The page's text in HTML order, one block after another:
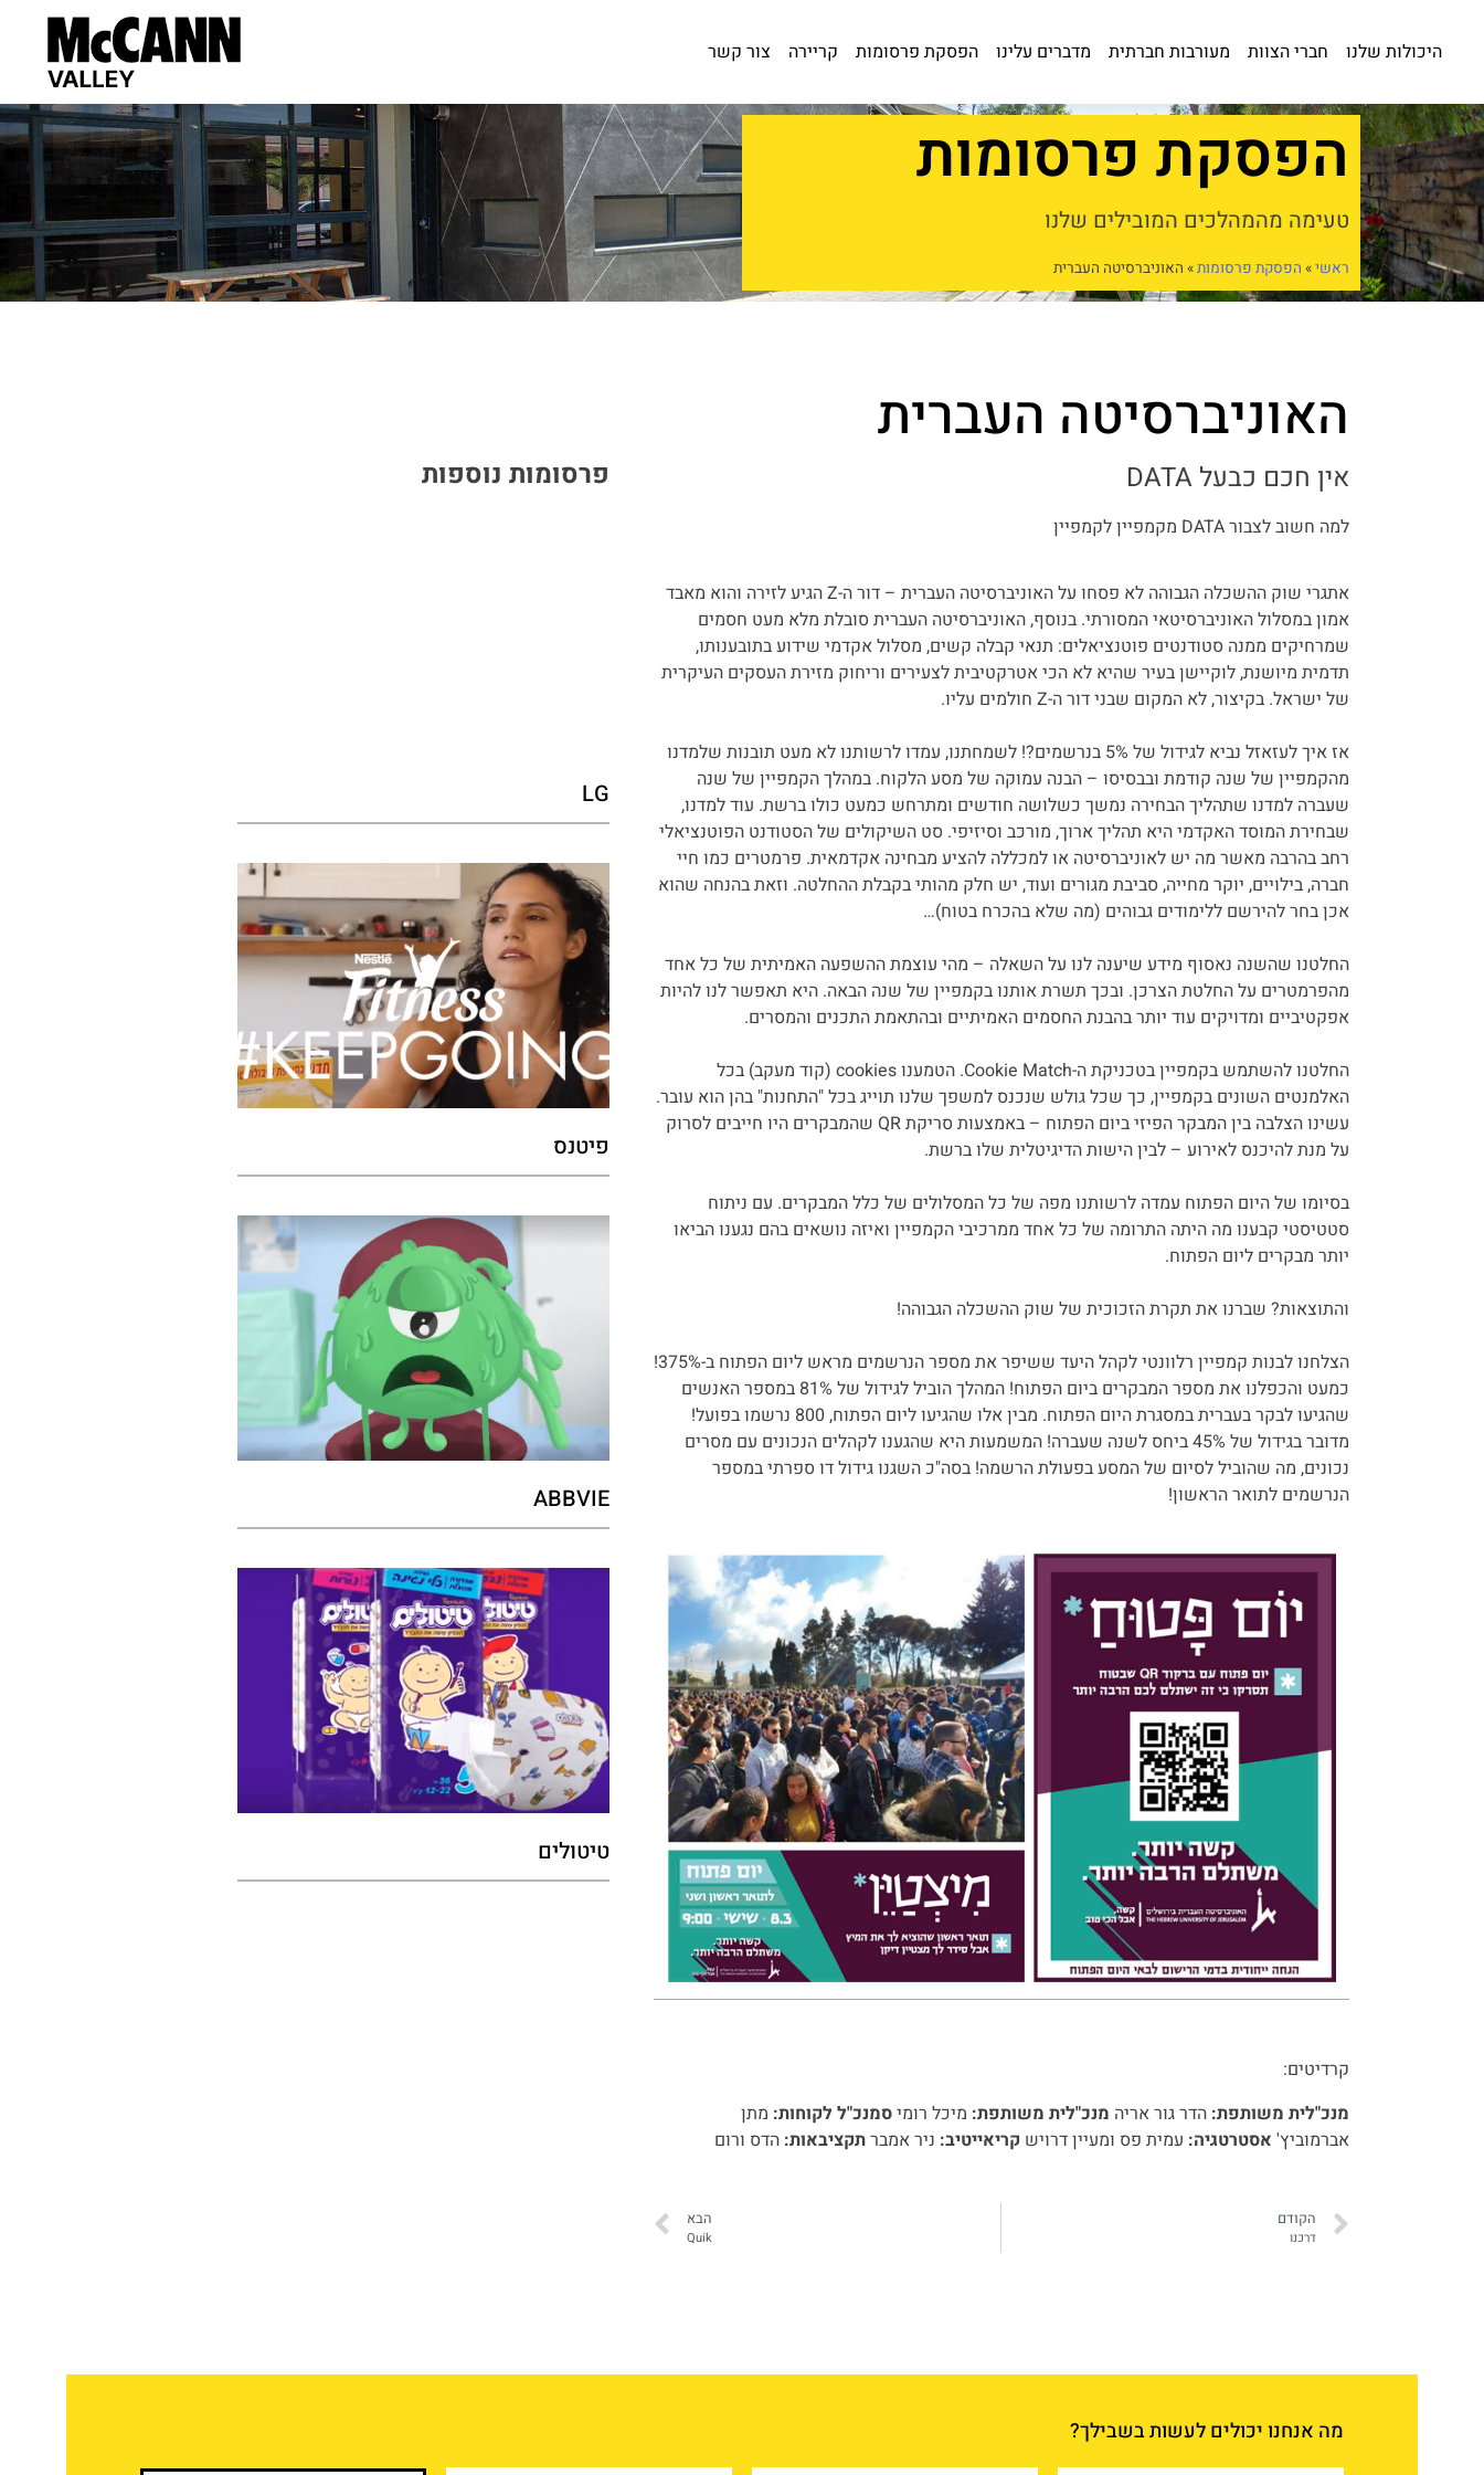
היכולות שלנו חברי הצוות מעורבות חברתית מדברים עלינו הפסקת פרסומות קריירה צור קשר
הפסקת פרסומות
טעימה מהמהלכים המובילים שלנו
ראשי» הפסקת פרסומות» האוניברסיטה העברית
האוניברסיטה העברית
אין חכם כבעל DATA
למה חשוב לצבור DATA מקמפיין לקמפיין
אתגרי שוק ההשכלה הגבוהה לא פסחו על האוניברסיטה העברית – דור ה-Z הגיע לזירה והוא מאבד
אמון במסלול האוניברסיטאי המסורתי. בנוסף, האוניברסיטה העברית סובלת מלא מעט חסמים
שמרחיקים ממנה סטודנטים פוטנציאלים: תנאי קבלה קשים, מסלול אקדמי שידוע בתובענותו,
תדמית מיושנת, לוקיישן בעיר שהיא לא הכי אטרקטיבית לצעירים וריחוק מזירת העסקים העיקרית
של ישראל. בקיצור, לא המקום שבני דור ה-Z חולמים עליו.
אז איך לעזאזל נביא לגידול של 5% בנרשמים?! לשמחתנו, עמדו לרשותנו לא מעט תובנות שלמדנו
מהקמפיין של שנה קודמת ובבסיסו – הבנה עמוקה של מסע הלקוח. במהלך הקמפיין של שנה
שעברה למדנו שתהליך הבחירה נמשך כשלושה חודשים ומתרחש כמעט כולו ברשת. עוד למדנו,
שבחירת המוסד האקדמי היא תהליך ארוך, מורכב וסיזיפי. סט השיקולים של הסטודנט הפוטנציאלי
רחב בהרבה מאשר מה יש לאוניברסיטה או למכללה להציע מבחינה אקדמאית. פרמטרים כמו חיי
חברה, בילויים, יוקר מחייה, סביבת מגורים ועוד, יש חלק מהותי בקבלת ההחלטה. וזאת בהנחה שהוא
אכן בחר להירשם ללימודים גבוהים (מה שלא בהכרח בטוח)…
החלטנו שהשנה נאסוף מידע שיענה לנו על השאלה – מהי עוצמת ההשפעה האמיתית של כל אחד
מהפרמטרים על החלטת הצרכן. ובכך תשרת אותנו בקמפיין של שנה הבאה. היא תאפשר לנו להיות
אפקטיביים ומדויקים עוד יותר בהבנת החסמים האמיתיים ובהתאמת התכנים והמסרים.
החלטנו להשתמש בקמפיין בטכניקת ה-Cookie Match. הטמענו cookies (קוד מעקב) בכל
האלמנטים השונים בקמפיין, כך שכל גולש שנכנס למשפך שלנו תוייג בכל "התחנות" בהן הוא עובר.
עשינו הצלבה בין המבקר הפיזי ביום הפתוח – באמצעות סריקת QR שהמבקרים היו חייבים לסרוק
על מנת להיכנס לאירוע – לבין הישות הדיגיטלית שלו ברשת.
בסיומו של היום הפתוח עמדה לרשותנו מפה של כל המסלולים של כלל המבקרים. עם ניתוח
סטטיסטי קבענו מה היתה התרומה של כל אחד ממרכיבי הקמפיין ואיזה נושאים בהם נגענו הביאו
יותר מבקרים ליום הפתוח.
והתוצאות? שברנו את תקרת הזכוכית של שוק ההשכלה הגבוהה!
הצלחנו לבנות קמפיין רלוונטי לקהל היעד ששיפר את מספר הנרשמים מראש ליום הפתוח ב-375%!
כמעט והכפלנו את מספר המבקרים ביום הפתוח! המהלך הוביל לגידול של 81% במספר האנשים
שהגיעו לבקר בעברית במסגרת היום הפתוח. מבין אלו שהגיעו ליום הפתוח, 800 נרשמו בפועל!
מדובר בגידול של 45% ביחס לשנה שעברה! המשמעות היא שהגענו לקהלים הנכונים עם מסרים
נכונים, מה שהוביל לסיום של המסע בפעולת הרשמה! בסה"כ השגנו גידול דו ספרתי במספר
הנרשמים לתואר הראשון!
קרדיטים:
מנכ"לית משותפת: הדר גור אריה מנכ"לית משותפת: מיכל רומיסמנכ"ל לקוחות: מתן
אברמוביץ' אסטרטגיה: עמית פס ומעיין דרויש קריאייטיב: ניר אמברתקציבאות: הדס ורום
הקודם
דרכנו
הבא
Quik
פרסומות נוספות
LG
פיטנס
ABBVIE
טיטולים
מה אנחנו יכולים לעשות בשבילך?